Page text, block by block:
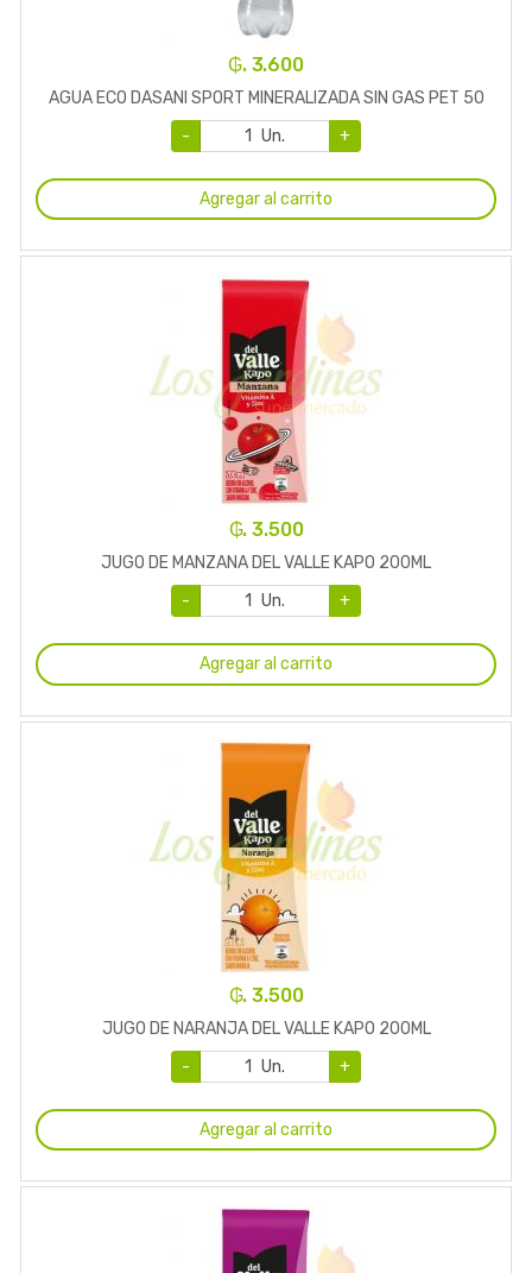
₲. 3.600
AGUA ECO DASANI SPORT MINERALIZADA SIN GAS PET 50
-
Un. +
Agregar al carrito
₲. 3.500
JUGO DE MANZANA DEL VALLE KAPO 200ML
-
Un. +
Agregar al carrito
₲. 3.500
JUGO DE NARANJA DEL VALLE KAPO 200ML
-
Un. +
Agregar al carrito